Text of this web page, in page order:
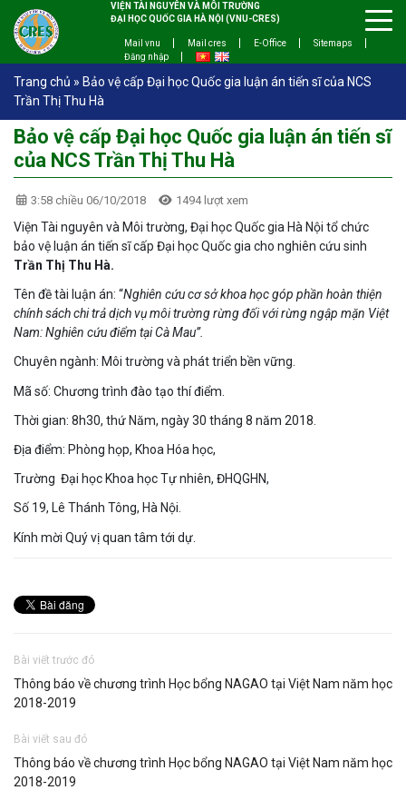
VIỆN TÀI NGUYÊN VÀ MÔI TRƯỜNG
ĐẠI HỌC QUỐC GIA HÀ NỘI (VNU-CRES)
Mail vnu Mail cres E-Office
Sitemaps
Đăng nhập
Trang chủ » Bảo vệ cấp Đại học Quốc gia luận án tiến sĩ của NCS
Trần Thị Thu Hà
Bảo vệ cấp Đại học Quốc gia luận án tiến sĩ
của NCS Trần Thị Thu Hà
3:58 chiều 06/10/2018 1494 lượt xem
Viện Tài nguyên và Môi trường, Đại học Quốc gia Hà Nội tổ chức
bảo vệ luận án tiến sĩ cấp Đại học Quốc gia cho nghiên cứu sinh
Trần Thị Thu Hà.
Tên đề tài luận án: “Nghiên cứu cơ sở khoa học góp phần hoàn thiện
chính sách chi trả dịch vụ môi trường rừng đối với rừng ngập mặn Việt
Nam: Nghiên cứu điểm tại Cà Mau”.
Chuyên ngành: Môi trường và phát triển bền vững.
Mã số: Chương trình đào tạo thí điểm.
Thời gian: 8h30, thứ Năm, ngày 30 tháng 8 năm 2018.
Địa điểm: Phòng họp, Khoa Hóa học,
Trường Đại học Khoa học Tự nhiên, ĐHQGHN,
Số 19, Lê Thánh Tông, Hà Nội.
Kính mời Quý vị quan tâm tới dự.
Bài viết trước đó
Thông báo về chương trình Học bổng NAGAO tại Việt Nam năm học
2018-2019
Bài viết sau đó
Thông báo về chương trình Học bổng NAGAO tại Việt Nam năm học
2018-2019